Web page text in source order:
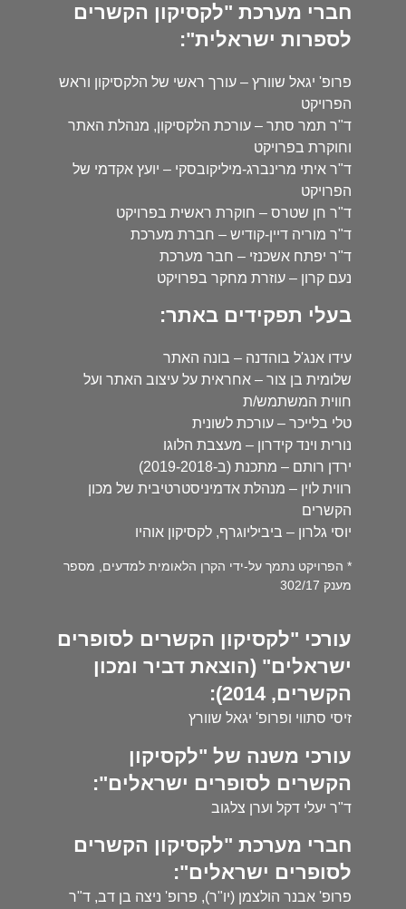
חברי מערכת "לקסיקון הקשרים
לספרות ישראלית":
פרופ' יגאל שוורץ – עורך ראשי של הלקסיקון וראש
הפרויקט
ד"ר תמר סתר – עורכת הלקסיקון, מנהלת האתר
וחוקרת בפרויקט
ד"ר איתי מרינברג-מיליקובסקי – יועץ אקדמי של
הפרויקט
ד"ר חן שטרס – חוקרת ראשית בפרויקט
ד"ר מוריה דיין-קודיש – חברת מערכת
ד"ר יפתח אשכנזי – חבר מערכת
נעם קרון – עוזרת מחקר בפרויקט
בעלי תפקידים באתר:
עידו אנג'ל בוהדנה – בונה האתר
שלומית בן צור – אחראית על עיצוב האתר ועל
חווית המשתמש/ת
טלי בלייכר – עורכת לשונית
נורית וינד קידרון – מעצבת הלוגו
ירדן רותם – מתכנת (ב-2019-2018)
רווית לוין – מנהלת אדמיניסטרטיבית של מכון
הקשרים
יוסי גלרון – ביביליוגרף, לקסיקון אוהיו
* הפרויקט נתמך על-ידי הקרן הלאומית למדעים, מספר
מענק 302/17
עורכי "לקסיקון הקשרים לסופרים
ישראלים" (הוצאת דביר ומכון
הקשרים, 2014):
זיסי סתווי ופרופ' יגאל שוורץ
עורכי משנה של "לקסיקון
הקשרים לסופרים ישראלים":
ד"ר יעלי דקל וערן צלגוב
חברי מערכת "לקסיקון הקשרים
לסופרים ישראלים":
פרופ' אבנר הולצמן (יו"ר), פרופ' ניצה בן דב, ד"ר